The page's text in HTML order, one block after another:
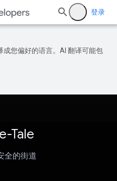
登录
成您偏好的语言。AI 翻译可能包
Tale
全的街道